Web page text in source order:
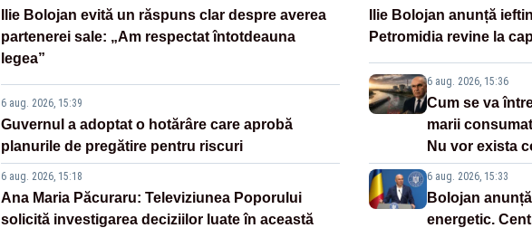
Ilie Bolojan evită un răspuns clar despre averea
partenerei sale: „Am respectat întotdeauna
legea”
6 aug. 2026, 15:39
Guvernul a adoptat o hotărâre care aprobă
planurile de pregătire pentru riscuri
6 aug. 2026, 15:18
Ana Maria Păcuraru: Televiziunea Poporului
solicită investigarea deciziilor luate în această
Ilie Bolojan anunță
Petromidia revine la
6 aug. 2026, 15:36
Cum se va
marii
Nu vor exista
6 aug. 2026, 15:33
Bolojan
energetic.